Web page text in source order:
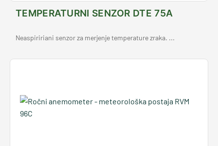
TEMPERATURNI SENZOR DTE 75A
Neaspiririani senzor za merjenje temperature zraka. ...